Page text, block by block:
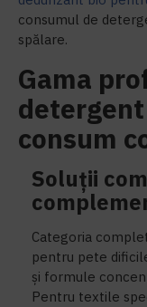
consumul de
spălare.
Gama
consum
Soluții
Categoria
pentru pete
și formule
Pentru textile